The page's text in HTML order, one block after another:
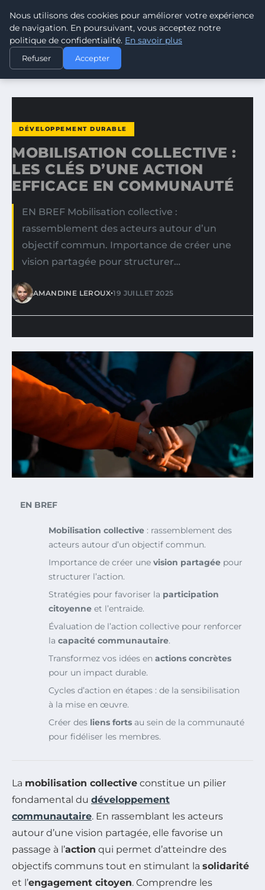
CLIMATE GUARDIAN
ACCUEIL
DÉVELOPPEMENT DURABLE
MOBILISATION COLLECTIVE : LES CLÉS D’UNE ACTION…
DÉVELOPPEMENT DURABLE
MOBILISATION COLLECTIVE :
LES CLÉS D’UNE ACTION
EFFICACE EN COMMUNAUTÉ
EN BREF Mobilisation collective :
rassemblement des acteurs autour d’un
objectif commun. Importance de créer une
vision partagée pour structurer…
AMANDINE LEROUX•19 JUILLET 2025
EN BREF
Mobilisation collective : rassemblement des
acteurs autour d’un objectif commun.
Importance de créer une vision partagée pour
structurer l’action.
Stratégies pour favoriser la participation
citoyenne et l’entraide.
Évaluation de l’action collective pour renforcer
la capacité communautaire.
Transformez vos idées en actions concrètes
pour un impact durable.
Cycles d’action en étapes : de la sensibilisation
à la mise en œuvre.
Créer des liens forts au sein de la communauté
pour fidéliser les membres.
La mobilisation collective constitue un pilier
fondamental du développement
communautaire. En rassemblant les acteurs
autour d’une vision partagée, elle favorise un
passage à l’action qui permet d’atteindre des
objectifs communs tout en stimulant la solidarité
et l’engagement citoyen. Comprendre les
Nous utilisons des cookies pour améliorer votre expérience
de navigation. En poursuivant, vous acceptez notre
politique de confidentialité. En savoir plus
Refuser Accepter